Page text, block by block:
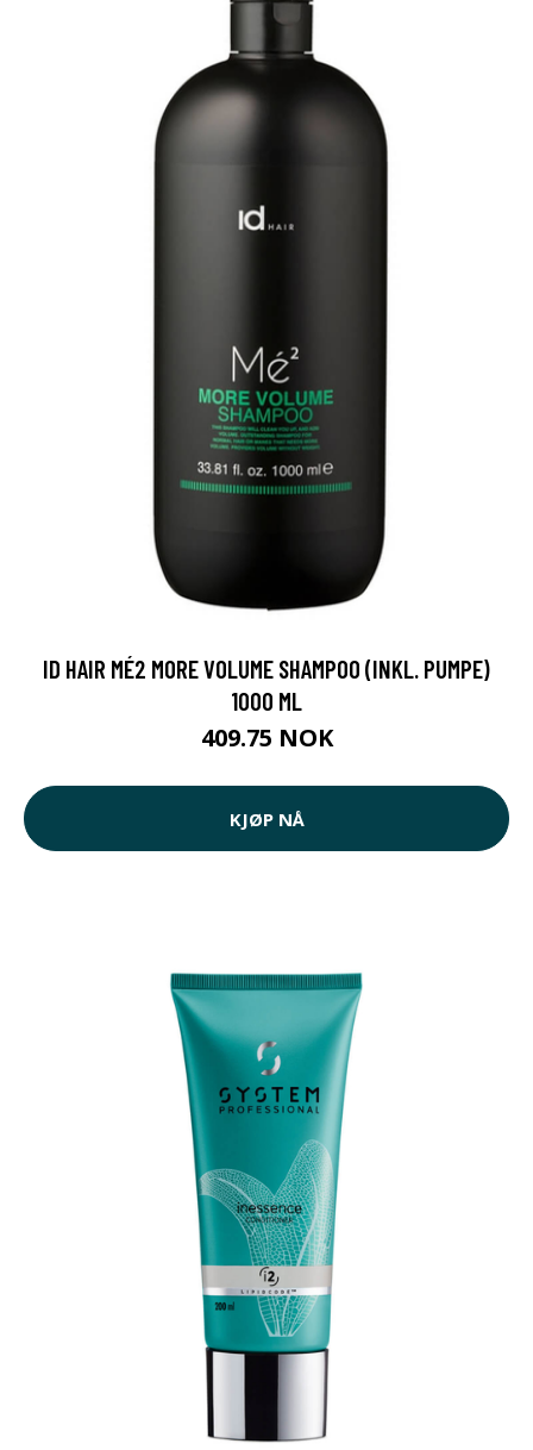
ID HAIR MÉ2 MORE VOLUME SHAMPOO (INKL. PUMPE)
1000 ML
409.75 NOK
KJØP NÅ